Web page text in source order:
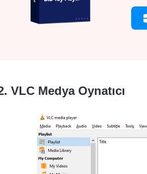
VLC Medya Oynatıcı